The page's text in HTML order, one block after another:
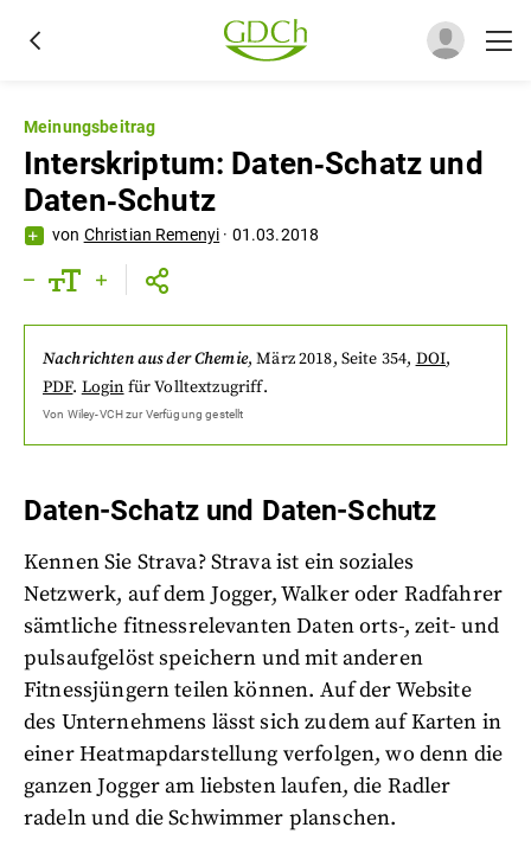
Meinungsbeitrag
Interskriptum: Daten‐Schatz und
Daten‐Schutz
von Christian Remenyi · 01.03.2018
Nachrichten aus der Chemie,März 2018, Seite 354, DOI,
PDF. Login für Volltextzugriff.
Von Wiley-VCHzur Verfügung gestellt
Daten-Schatz und Daten-Schutz
Kennen Sie Strava? Strava ist ein soziales
Netzwerk, auf dem Jogger, Walker oder Radfahrer
sämtliche fitnessrelevanten Daten orts-, zeit- und
pulsaufgelöst speichern und mit anderen
Fitnessjüngern teilen können. Auf der Website
des Unternehmens lässt sich zudem auf Karten in
einer Heatmapdarstellung verfolgen, wo denn die
ganzen Jogger am liebsten laufen, die Radler
radeln und die Schwimmer planschen.